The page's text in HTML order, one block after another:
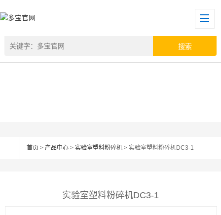
首页 > 产品中心 > 实验室塑料粉碎机 > 实验室塑料粉碎机DC3-1
实验室塑料粉碎机DC3-1